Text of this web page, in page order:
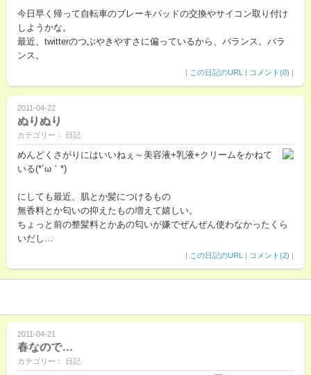
今日早く帰って自転車のブレーキパッドの交換やサイコン取り付け
しようかな。
最近、twitterのつぶやきやすさに偏っているから、バランス。バラ
ンス。
| この日記のURL | コメント(0) |
2011-04-22
ぬりぬり
カテゴリー： 日記
めんどくさがりにはいいねぇ～美容液+乳液+クリームをかねて
いる(*´ω｀*)
にしても最近、肌とか髪につけるもの
無香料とか匂いの抑えたもの増えて嬉しい。
ちょっと前の整髪料とかあの匂いが嫌でぜんぜん使わなかったくら
いだし…
| この日記のURL | コメント(2) |
2011-04-21
春なので…
カテゴリー： 日記